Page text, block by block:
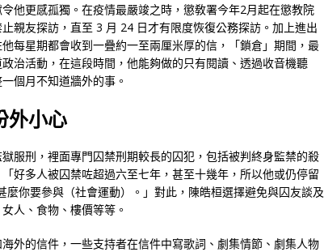
他更感孤獨。在疫情最嚴竣之時，懲敎署今年2月起在懲教院
親友探訪，直至 3 月 24 日才有限度恢復公務探訪。加上進出
每星期都會收到一疊約一至兩厘米厚的信，「鎖倉」期間，最
治活動，在這段時間，他能夠做的只有閱讀、透過收音機聽
個月不知道牆外的事。
小心
服刑，裡面專門囚禁刑期較長的囚犯，包括被判終身監禁的殺
好多人被囚禁咗超過六至七年，甚至十幾年，所以他或仍停留
你要參與（社會運動）。」對此，陳皓桓選擇避免與囚友談及
人、食物、樓價等等。
外的信件，一些支持者在信件中寫歌詞、劇集情節、劇集人物